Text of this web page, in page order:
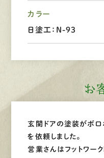
カラー
日塗工：N-93
お
玄関ドアの塗装がボロ
を依頼しました。
営業さんはフットワー